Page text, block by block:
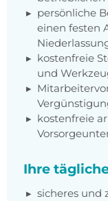
persönliche
einen festen
kostenfreie
und
kostenfreie
Ihre
sicheres und